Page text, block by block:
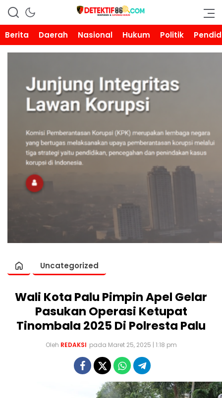
DETEKTIF86.COM
Berita
Daerah Nasional Hukum Politik
Uncategorized
Wali Kota Palu Pimpin Apel Gelar
Pasukan Operasi Ketupat
Tinombala 2025 Di Polresta Palu
Oleh REDAKSI pada Maret 25, 2025 | 1:18 pm